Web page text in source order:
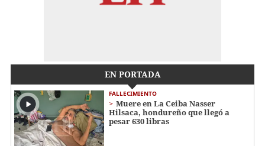
EN PORTADA
FALLECIMIENTO
Muere en La Ceiba Nasser
Hilsaca, hondureño que llegó a
pesar 630 libras